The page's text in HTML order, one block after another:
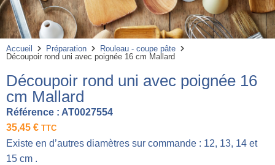
Accueil Préparation
Rouleau - coupe pâte
Découpoir rond uni avec poignée 16 cm Mallard
Découpoir rond uni avec poignée 16
cm Mallard
Référence : AT0027554
35,45 € TTC
Existe en d’autres diamètres sur commande : 12, 13, 14 et
15 cm .